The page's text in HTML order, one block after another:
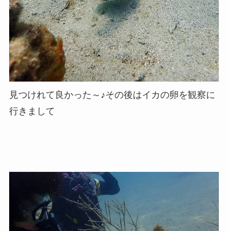
見つけれて良かった～♪その後はイカの卵を観察に
行きまして